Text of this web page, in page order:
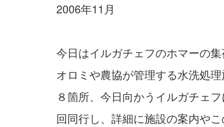
2006年11月
今日はイルガチェフのホマーの集
オロミや農協が管理する水洗処
８箇所、今日向かうイルガチェ
回同行し、詳細に施設の案内や